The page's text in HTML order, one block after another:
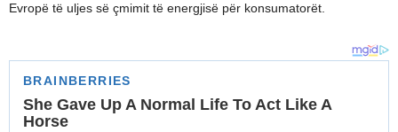
Evropë të uljes së çmimit të energjisë për konsumatorët.